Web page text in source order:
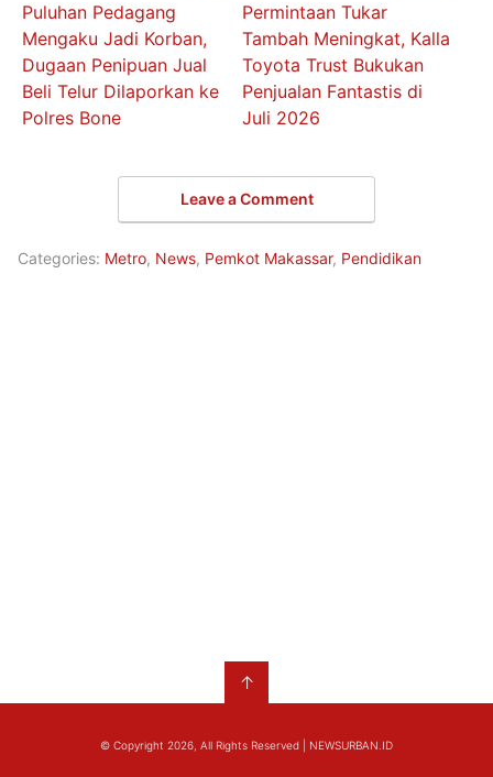
Puluhan Pedagang
Mengaku Jadi Korban,
Dugaan Penipuan Jual
Beli Telur Dilaporkan ke
Polres Bone
Permintaan Tukar
Tambah Meningkat, Kalla
Toyota Trust Bukukan
Penjualan Fantastis di
Juli 2026
Leave a Comment
Categories: Metro, News, Pemkot Makassar, Pendidikan
↑
© Copyright 2026, All Rights Reserved | NEWSURBAN.ID